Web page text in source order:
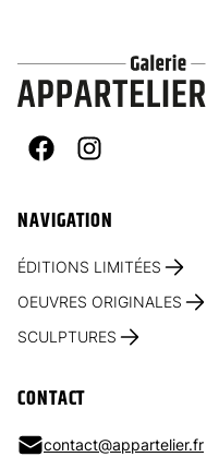
FacebookInstagram
NAVIGATION
ÉDITIONS LIMITÉES
OEUVRES ORIGINALES
SCULPTURES
CONTACT
contact@appartelier.fr